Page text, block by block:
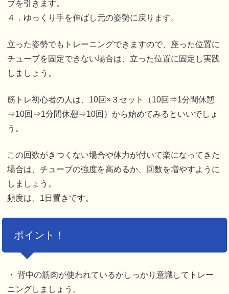
ブを引きます。
４．ゆっくり手を伸ばし元の姿勢に戻ります。
立った姿勢でもトレーニングできますので、座った位置に
チューブを固定できない場合は、立った位置に固定し実践
しましょう。
筋トレ初心者の人は、10回×３セット（10回⇒1分間休憩
⇒10回⇒1分間休憩⇒10回）から始めてみるといいでしょ
う。
この回数がきつくない場合や体力が付いて楽になってきた
場合は、チューブの強度を高めるか、回数を増やすように
しましょう。
頻度は、1日置きです。
ポイント！
・ 背中の筋肉が使われているかしっかり意識してトレー
ニングしましょう。